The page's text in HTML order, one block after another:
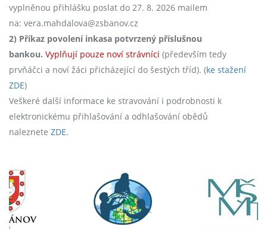
vyplněnou přihlášku poslat do 27. 8. 2026 mailem
na: vera.mahdalova@zsbanov.cz
2) Příkaz povolení inkasa potvrzený příslušnou
bankou. Vyplňují pouze noví strávníci (především tedy
prvňáčci a noví žáci přicházející do šestých tříd). (ke stažení
ZDE)
Veškeré další informace ke stravování i podrobnosti k
elektronickému přihlašování a odhlašování obědů
naleznete ZDE.